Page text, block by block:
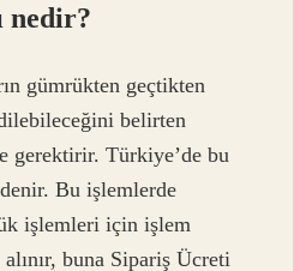
nedir?
gümrükten geçtikten
belirten
gerektirir. Türkiye’de bu
Bu işlemlerde
işlemleri için işlem
buna Sipariş Ücreti